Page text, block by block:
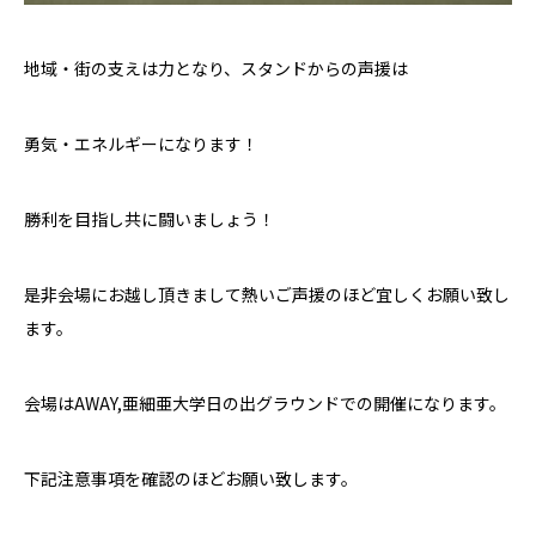
地域・街の支えは力となり、スタンドからの声援は
勇気・エネルギーになります！
勝利を目指し共に闘いましょう！
是非会場にお越し頂きまして熱いご声援のほど宜しくお願い致し
ます。
会場はAWAY,亜細亜大学日の出グラウンドでの開催になります。
下記注意事項を確認のほどお願い致します。